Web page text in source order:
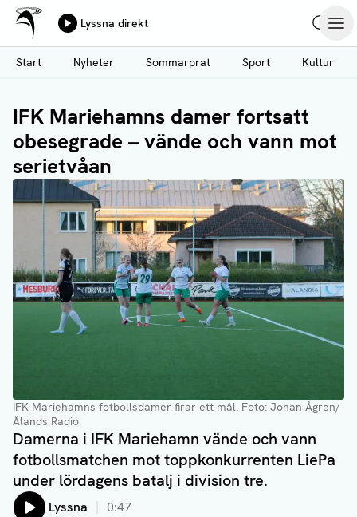
Hoppa
till
huvudinnehåll
Ålands Radio & TV
Lyssna direkt
Start
Nyheter Sommarprat Sport Kultur
IFK Mariehamns damer fortsatt
obesegrade – vände och vann mot
serietvåan
IFK Mariehamns fotbollsdamer firar ett mål. Foto: Johan Ågren/
Ålands Radio
Damerna i IFK Mariehamn vände och vann
fotbollsmatchen mot toppkonkurrenten LiePa
under lördagens batalj i division tre.
Lyssna 0:47